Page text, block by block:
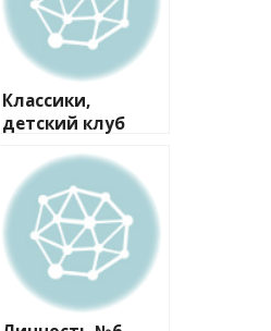
Классики,
детский клуб